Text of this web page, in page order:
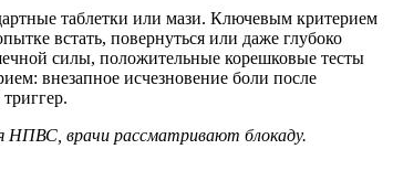
таблетки или мази. Ключевым критерием
встать, повернуться или даже глубоко
силы, положительные корешковые тесты
внезапное исчезновение боли после
НПВС, врачи рассматривают блокаду.